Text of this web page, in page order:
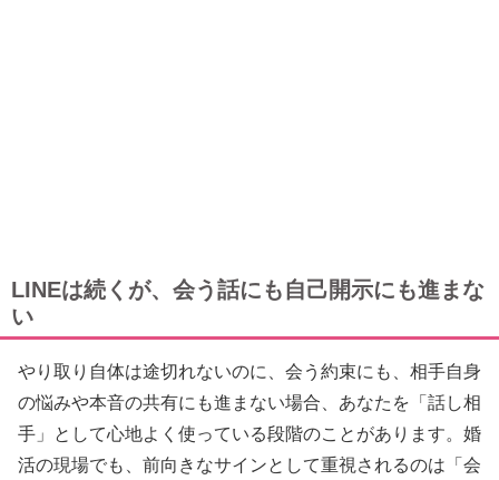
LINEは続くが、会う話にも自己開示にも進まな
い
やり取り自体は途切れないのに、会う約束にも、相手自身
の悩みや本音の共有にも進まない場合、あなたを「話し相
手」として心地よく使っている段階のことがあります。婚
活の現場でも、前向きなサインとして重視されるのは「会